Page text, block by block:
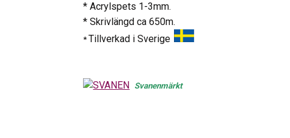
* Acrylspets 1-3mm.
* Skrivlängd ca 650m.
*Tillverkad i Sverige
Svanenmärkt